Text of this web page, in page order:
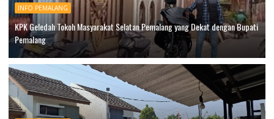
INFO PEMALANG
KPK Geledah Tokoh Masyarakat Selatan Pemalang yang Dekat dengan Bupati
Pemalang